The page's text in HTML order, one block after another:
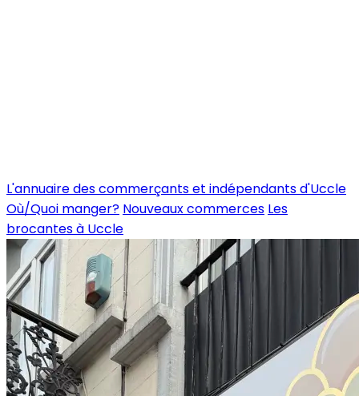
L'annuaire des commerçants et indépendants d'Uccle
Où/Quoi manger? Nouveaux commerces Les
brocantes à Uccle